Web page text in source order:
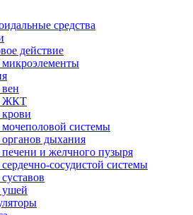
средства
действие
ЖКТ
крови
мочеполовой системы
органов дыхания
печени и желчного пузыря
сосудистой системы
ушей